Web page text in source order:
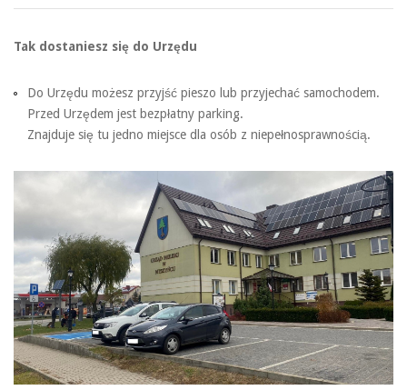
Tak dostaniesz się do Urzędu
Do Urzędu możesz przyjść pieszo lub przyjechać samochodem.
Przed Urzędem jest bezpłatny parking.
Znajduje się tu jedno miejsce dla osób z niepełnosprawnością.